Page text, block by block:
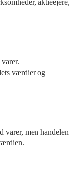
aktieejere,
værdier og
varer, men handelen